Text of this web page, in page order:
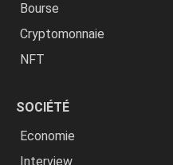
Bourse
Cryptomonnaie
NFT
SOCIÉTÉ
Economie
Interview